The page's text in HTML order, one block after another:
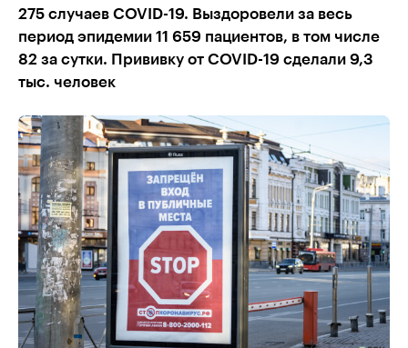
275 случаев COVID-19. Выздоровели за весь
период эпидемии 11 659 пациентов, в том числе
82 за сутки. Прививку от COVID-19 сделали 9,3
тыс. человек